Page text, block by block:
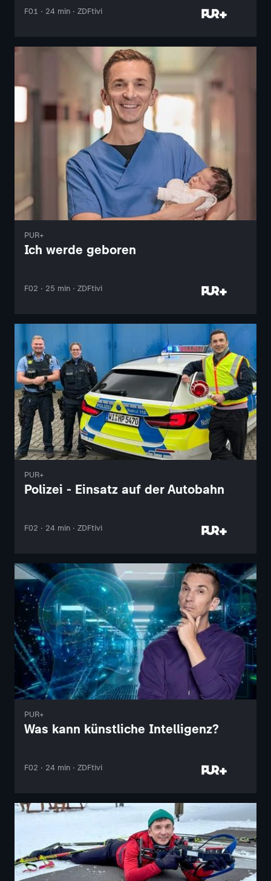
F01 · 24 min · ZDFtivi
PUR+
Ich werde geboren
F02 · 25 min · ZDFtivi
PUR+
Polizei - Einsatz auf der Autobahn
F02 · 24 min · ZDFtivi
PUR+
Was kann künstliche Intelligenz?
F02 · 24 min · ZDFtivi